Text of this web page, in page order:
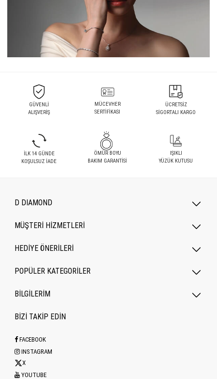
GÜVENLİ
ALIŞVERİŞ
MÜCEVHER
SERTİFİKASI
ÜCRETSİZ
SİGORTALI KARGO
İLK 14 GÜNDE
KOŞULSUZ İADE
ÖMÜR BOYU
BAKIM GARANTİSİ
IŞIKLI
YÜZÜK KUTUSU
D DIAMOND
MÜŞTERİ HİZMETLERİ
HEDİYE ÖNERİLERİ
POPÜLER KATEGORILER
BİLGİLERİM
BİZİ TAKİP EDİN
FACEBOOK
INSTAGRAM
X
YOUTUBE